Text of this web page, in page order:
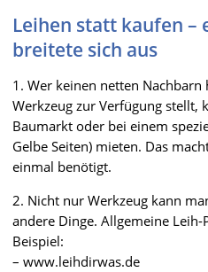
Leihen statt kaufen –
breitete sich aus
1. Wer keinen netten
Werkzeug zur Verfügung stellt,
Baumarkt oder bei einem
Gelbe Seiten) mieten. Das
einmal benötigt.
2. Nicht nur Werkzeug kann
andere Dinge. Allgemeine
Beispiel:
– www.leihdirwas.de